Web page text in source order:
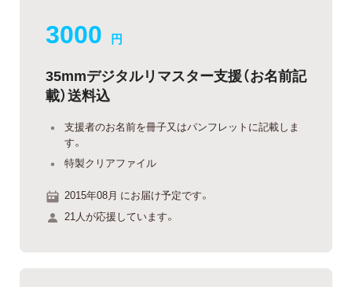
3000 円
35mmデジタルリマスター支援（お名前記
載）送料込
支援者のお名前を冊子又はパンフレットに記載しま
す。
特製クリアファイル
2015年08月 にお届け予定です。
21人が応援しています。